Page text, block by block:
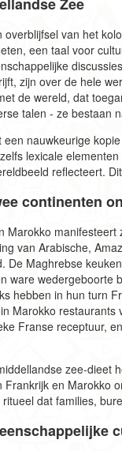
van het
een taal voor
zijn over de hele
de wereld, dat
talen - ze bestaan
nauwkeurige
lexicale
reflecteert.
continenten
Marokko
van Arabische,
De Maghrebse
ware
hebben in hun turn
Marokko
Franse receptuur,
zee-
en Marokko
dat families,